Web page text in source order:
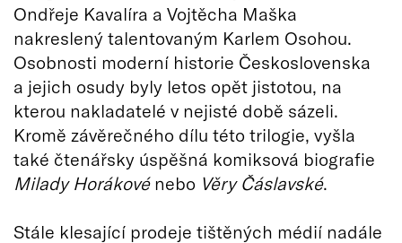
Ondřeje Kavalíra a Vojtěcha Maška
nakreslený talentovaným Karlem Osohou.
Osobnosti moderní historie Československa
a jejich osudy byly letos opět jistotou, na
kterou nakladatelé v nejisté době sázeli.
Kromě závěrečného dílu této trilogie, vyšla
také čtenářsky úspěšná komiksová biografie
Milady Horákovénebo Věry Čáslavské.
Stále klesající prodeje tištěných médií nadále